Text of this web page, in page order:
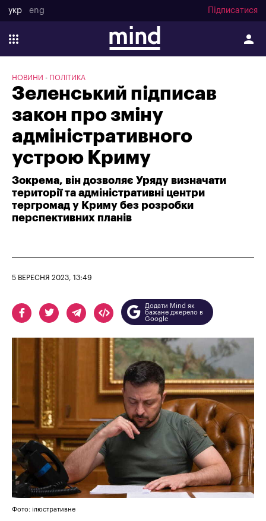
укр eng Підписатися
НОВИНИ ПОЛІТИКА
Зеленський підписав
закон про зміну
адміністративного
устрою Криму
Зокрема, він дозволяє Уряду визначати
території та адміністративні центри
тергромад у Криму без розробки
перспективних планів
5 ВЕРЕСНЯ 2023, 13:49
Додати Mind як
бажане джерело в
Google
Фото: ілюстративне